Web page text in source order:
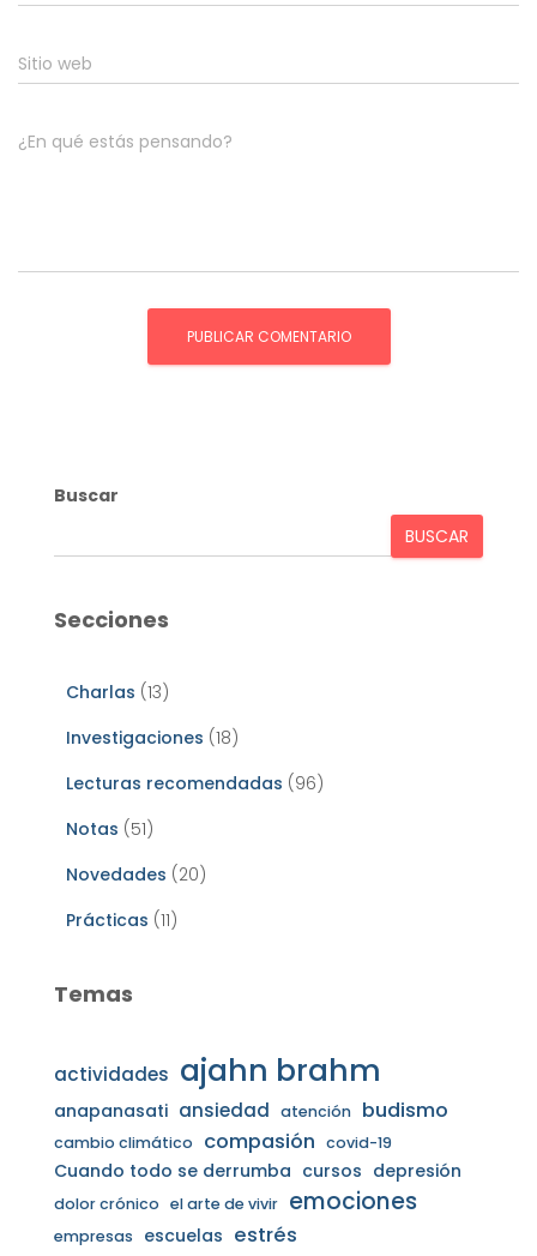
Sitio web
¿En qué estás pensando?
Buscar
BUSCAR
Secciones
Charlas (13)
Investigaciones (18)
Lecturas recomendadas (96)
Notas (51)
Novedades (20)
Prácticas (11)
Temas
actividades ajahn brahm
anapanasati ansiedad atención budismo
cambio climático compasión covid-19
Cuando todo se derrumba cursos depresión
dolor crónico el arte de vivir emociones
empresas escuelas estrés